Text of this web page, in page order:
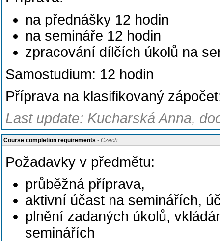
na přednášky 12 hodin
na semináře 12 hodin
zpracování dílčích úkolů na
Samostudium: 12 hodin
Příprava na klasifikovaný
Last update: Kucharská Anna,
Course completion requirements - Czech
Požadavky v předmětu:
průběžná příprava,
aktivní účast na seminářích,
plnění zadaných úkolů,
seminářích